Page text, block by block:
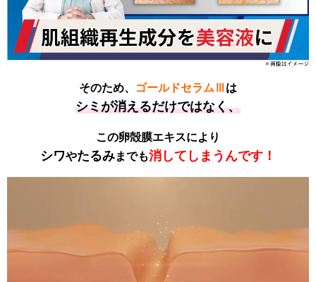
そのため、 ゴールドセラムⅢ は
シミが消えるだけではなく、
この卵殻膜エキスにより
シワやたるみまでも消してしまうんです！